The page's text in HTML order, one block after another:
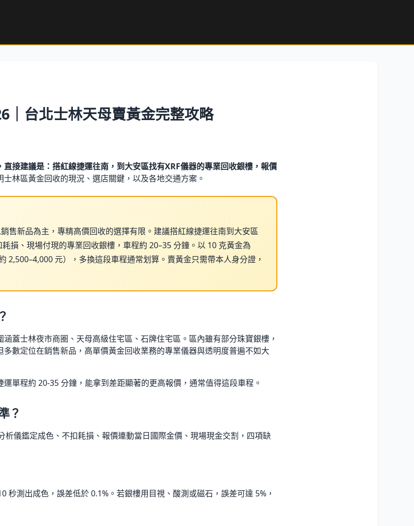
｜台北士林天母賣黃金完整攻略
接建議是：搭紅線捷運往南，到大安區找有XRF儀器的專業回收銀樓，報價
士林區黃金回收的現況、選店關鍵，以及各地交通方案。
售新品為主，專精高價回收的選擇有限。建議搭紅線捷運往南到大安區
損、現場付現的專業回收銀樓，車程約 20–35 分鐘。以 10 克黃金為
2,500–4,000 元），多換這段車程通常划算。賣黃金只需帶本人身分證，
蓋士林夜市商圈、天母高級住宅區、石牌住宅區。區內雖有部分珠寶銀樓，
數定位在銷售新品，高單價黃金回收業務的專業儀器與透明度普遍不如大
單程約 20-35 分鐘，能拿到差距顯著的更高報價，通常值得這段車程。
？
析儀鑑定成色、不扣耗損、報價連動當日國際金價、現場現金交割，四項缺
秒測出成色，誤差低於 0.1%。若銀樓用目視、酸測或磁石，誤差可達 5%，